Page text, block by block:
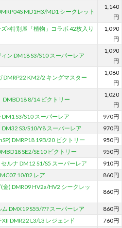
MD1H3/MD1 シークレット
1,140
円
×特別展「植物」コラボ 42枚入り
1,090
円
ン DM18 S3/S10 スーパーレア
1,090
円
DMRP22 KM2/2 キングマスター
1,080
円
DMBD18 8/14 ビクトリー
1,020
円
S3/S10 スーパーレア
970円
S3/S10/Y8 スーパーレア
970円
DMRP18 19B/20 ビクトリー
950円
SE2/SE10 ビクトリー
950円
ルナ DM12 S1/S5 スーパーレア
910円
10/82 レア 860円
) DMR09 HV2a/HV2 シークレッ
860円
DMX19 S55/??? スーパーレア
860円
DMR22 L3/L3 レジェンド
760円